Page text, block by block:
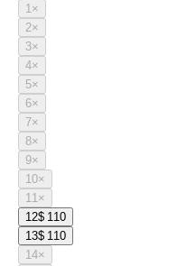
1×
2×
3×
4×
5×
6×
7×
8×
9×
10×
11×
12$ 110
13$ 110
14×